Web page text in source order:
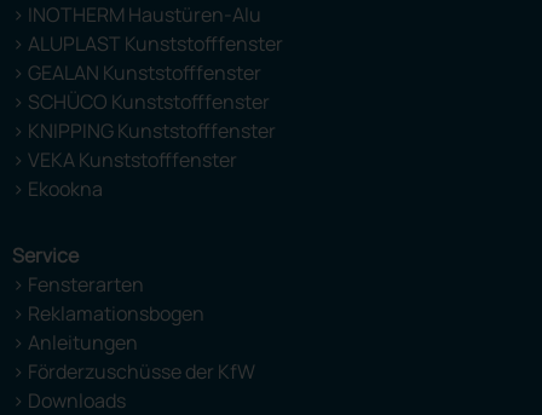
> INOTHERM Haustüren-Alu
> ALUPLAST Kunststofffenster
> GEALAN Kunststofffenster
> SCHÜCO Kunststofffenster
> KNIPPING Kunststofffenster
> VEKA Kunststofffenster
> Ekookna
Service
> Fensterarten
> Reklamationsbogen
> Anleitungen
> Förderzuschüsse der KfW
> Downloads